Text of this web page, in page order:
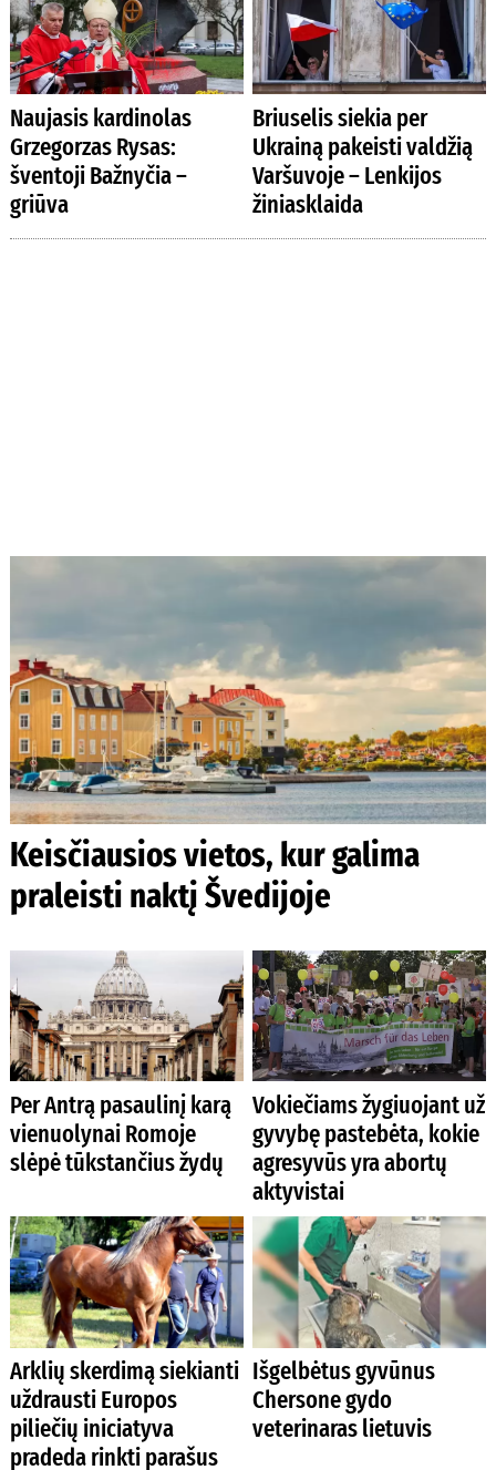
Naujasis kardinolas
Grzegorzas Rysas:
šventoji Bažnyčia –
griūva
Briuselis siekia per
Ukrainą pakeisti valdžią
Varšuvoje – Lenkijos
žiniasklaida
Keisčiausios vietos, kur galima
praleisti naktį Švedijoje
Per Antrą pasaulinį karą
vienuolynai Romoje
slėpė tūkstančius žydų
Vokiečiams žygiuojant už
gyvybę pastebėta, kokie
agresyvūs yra abortų
aktyvistai
Arklių skerdimą siekianti
uždrausti Europos
piliečių iniciatyva
pradeda rinkti parašus
Išgelbėtus gyvūnus
Chersone gydo
veterinaras lietuvis